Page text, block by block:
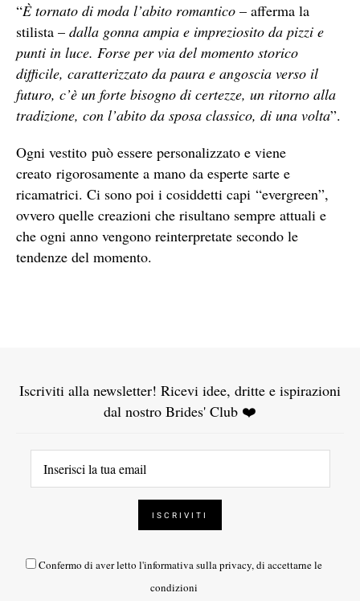
“È tornato di moda l’abito romantico – afferma la
stilista – dalla gonna ampia e impreziosito da pizzi e
punti in luce. Forse per via del momento storico
difficile, caratterizzato da paura e angoscia verso il
futuro, c’è un forte bisogno di certezze, un ritorno alla
tradizione, con l’abito da sposa classico, di una volta”.
Ogni vestito può essere personalizzato e viene
creato rigorosamente a mano da esperte sarte e
ricamatrici. Ci sono poi i cosiddetti capi “evergreen”,
ovvero quelle creazioni che risultano sempre attuali e
che ogni anno vengono reinterpretate secondo le
tendenze del momento.
Iscriviti alla newsletter! Ricevi idee, dritte e ispirazioni
dal nostro Brides' Club ❤️
Confermo di aver letto l'informativa sulla privacy, di accettarne le
condizioni